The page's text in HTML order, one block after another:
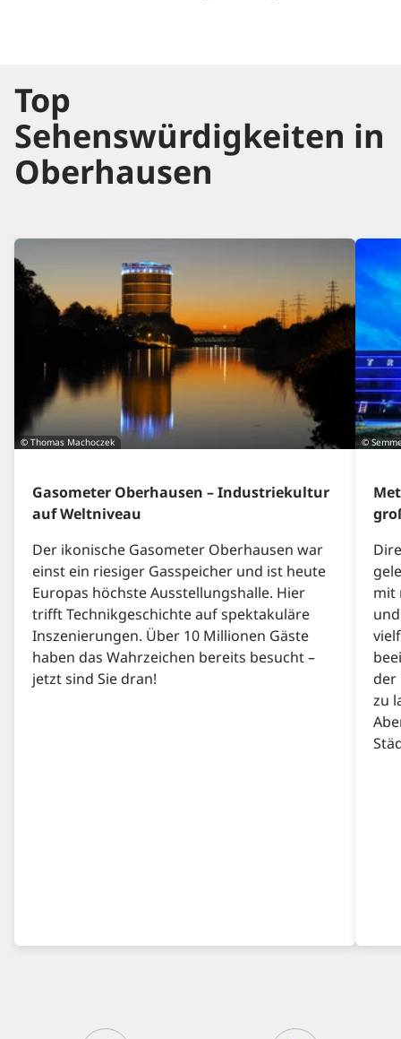
Top
Sehenswürdigkeiten in
Oberhausen
© Thomas Machoczek
Gasometer Oberhausen – Industriekultur
auf Weltniveau
Der ikonische Gasometer Oberhausen war
einst ein riesiger Gasspeicher und ist heute
Europas höchste Ausstellungshalle. Hier
trifft Technikgeschichte auf spektakuläre
Inszenierungen. Über 10 Millionen Gäste
haben das Wahrzeichen bereits besucht –
jetzt sind Sie dran!
©
mit
der
zu